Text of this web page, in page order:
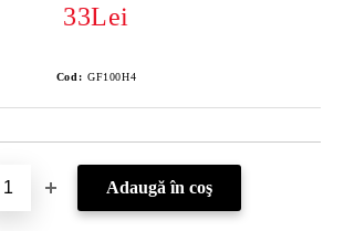
33Lei
Cod: GF100H4